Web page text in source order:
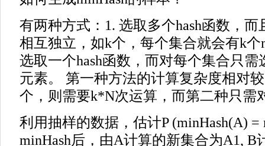
有两种方式：1. 选取多个hash函数，而
相互独立，如k个，每个集合就会有k个
选取一个hash函数，而对每个集合只需
元素。 第一种方法的计算复杂度相对
个，则需要k*N次运算，而第二种只需
利用抽样的数据，估计P (minHash(A) =
minHash后，由A计算的新集合为A1, B